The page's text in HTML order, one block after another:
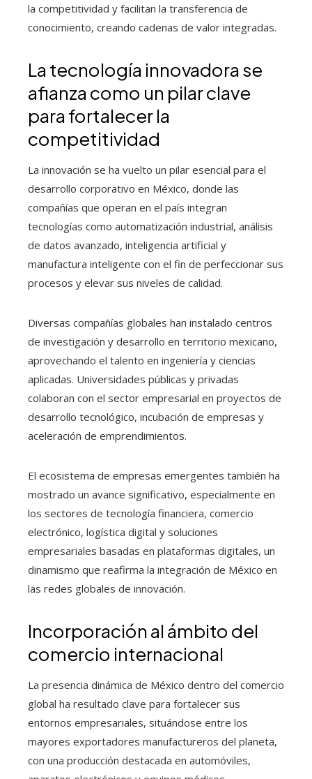
la competitividad y facilitan la transferencia de
conocimiento, creando cadenas de valor integradas.
La tecnología innovadora se
afianza como un pilar clave
para fortalecer la
competitividad
La innovación se ha vuelto un pilar esencial para el
desarrollo corporativo en México, donde las
compañías que operan en el país integran
tecnologías como automatización industrial, análisis
de datos avanzado, inteligencia artificial y
manufactura inteligente con el fin de perfeccionar sus
procesos y elevar sus niveles de calidad.
Diversas compañías globales han instalado centros
de investigación y desarrollo en territorio mexicano,
aprovechando el talento en ingeniería y ciencias
aplicadas. Universidades públicas y privadas
colaboran con el sector empresarial en proyectos de
desarrollo tecnológico, incubación de empresas y
aceleración de emprendimientos.
El ecosistema de empresas emergentes también ha
mostrado un avance significativo, especialmente en
los sectores de tecnología financiera, comercio
electrónico, logística digital y soluciones
empresariales basadas en plataformas digitales, un
dinamismo que reafirma la integración de México en
las redes globales de innovación.
Incorporación al ámbito del
comercio internacional
La presencia dinámica de México dentro del comercio
global ha resultado clave para fortalecer sus
entornos empresariales, situándose entre los
mayores exportadores manufactureros del planeta,
con una producción destacada en automóviles,